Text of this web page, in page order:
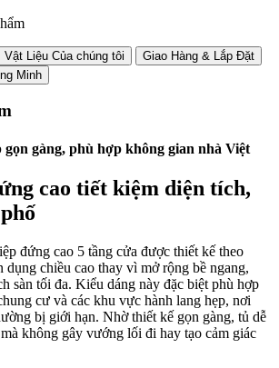
Vật Liệu Của chúng tôi
Giao Hàng & Lắp Đặt
Minh
gàng, phù hợp không gian nhà Việt
cao tiết kiệm diện tích,
đứng cao 5 tầng cửa được thiết kế theo
dụng chiều cao thay vì mở rộng bề ngang,
sàn tối đa. Kiểu dáng này đặc biệt phù hợp
cư và các khu vực hành lang hẹp, nơi
bị giới hạn. Nhờ thiết kế gọn gàng, tủ dễ
không gây vướng lối đi hay tạo cảm giác